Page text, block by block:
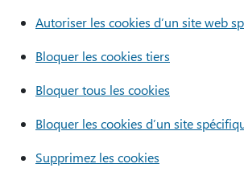
Autoriser les cookies d’un site web
Bloquer les cookies tiers
Bloquer tous les cookies
Bloquer les cookies d’un site
Supprimez les cookies